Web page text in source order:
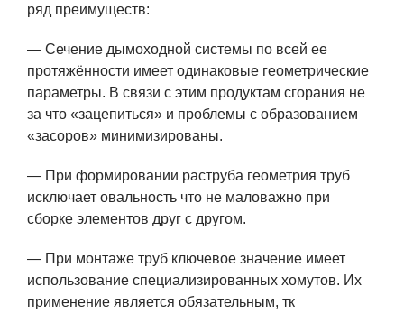
ряд преимуществ:
— Сечение дымоходной системы по всей ее
протяжённости имеет одинаковые геометрические
параметры. В связи с этим продуктам сгорания не
за что «зацепиться» и проблемы с образованием
«засоров» минимизированы.
— При формировании раструба геометрия труб
исключает овальность что не маловажно при
сборке элементов друг с другом.
— При монтаже труб ключевое значение имеет
использование специализированных хомутов. Их
применение является обязательным, тк